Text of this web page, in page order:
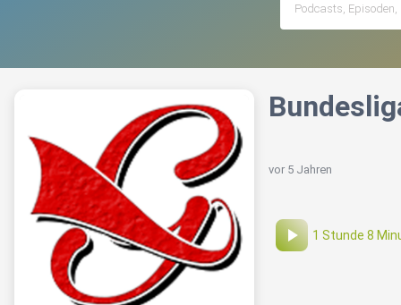
vor 5 Jahren
1 Stunde 8